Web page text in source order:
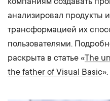
анализировал продукты
трансформацией их
пользователями.
раскрыта в статье «The
the father of Visual Basic».